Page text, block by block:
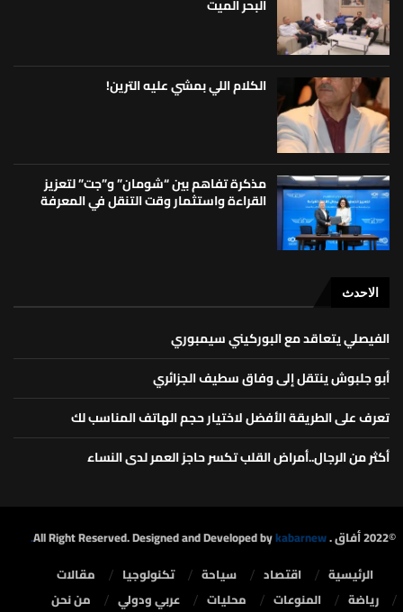
البحر الميت
الكلام اللي بمشي عليه الترين!
مذكرة تفاهم بين “شومان” و”جت” لتعزيز
القراءة واستثمار وقت التنقل في المعرفة
الاحدث
الفيصلي يتعاقد مع البوركيني سيمبوري
أبو جلبوش ينتقل إلى وفاق سطيف الجزائري
تعرف على الطريقة الأفضل لاختيار حجم الهاتف المناسب لك
أكثر من الرجال..أمراض القلب تكسر حاجز العمر لدى النساء
©2022 أفاق . All Right Reserved. Designed and Developed by
kabarnew.
الرئيسية
⁠اقتصاد سياحة تكنولوجيا
مقالات
رياضة
المنوعات محليات ⁠عربي ودولي من نحن